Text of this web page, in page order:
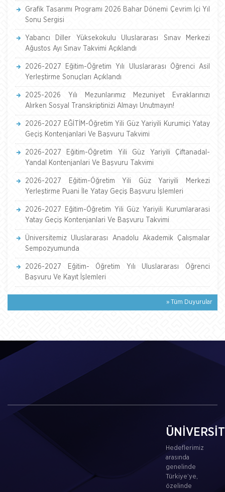
Grafik Tasarımı Programı 2026 Bahar Dönemi Çevrim İçi Yıl
Sonu Sergisi
Yabancı Diller Yüksekokulu Uluslararası Sınav Merkezi
Ağustos Ayı Sınav Takvimi Açıklandı
2026-2027 Eğitim-Öğretim Yılı Uluslararası Öğrenci Asil
Yerleştirme Sonuçları Açıklandı
2025-2026 Yılı Mezunlarımız Mezuniyet Evraklarınızı
Alırken Sosyal Transkriptinizi Almayı Unutmayın!
2026-2027 EĞİTİM-Öğretim Yili Güz Yariyili Kurumiçi Yatay
Geçiş Kontenjanlari Ve Başvuru Takvimi
2026-2027 Eğitim-Öğretim Yili Güz Yariyili Çiftanadal-
Yandal Kontenjanlari Ve Başvuru Takvimi
2026-2027 Eğitim-Öğretim Yili Güz Yariyili Merkezi
Yerleştirme Puani İle Yatay Geçiş Başvuru İşlemleri
2026-2027 Eğitim-Öğretim Yili Güz Yariyili Kurumlararasi
Yatay Geçiş Kontenjanlari Ve Başvuru Takvimi
Üniversitemiz Uluslararası Anadolu Akademik Çalışmalar
Sempozyumunda
2026-2027 Eğitim- Öğretim Yılı Uluslararası Öğrenci
Başvuru Ve Kayıt İşlemleri
» Tüm Duyurular
Hedeflerimiz
arasında
genelinde
Türkiye’ye,
özelinde